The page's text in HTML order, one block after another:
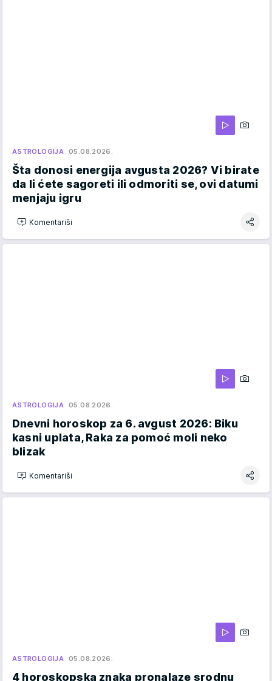
ASTROLOGIJA 05.08.2026.
Šta donosi energija avgusta 2026? Vi birate
da li ćete sagoreti ili odmoriti se, ovi datumi
menjaju igru
Komentariši
ASTROLOGIJA 05.08.2026.
Dnevni horoskop za 6. avgust 2026: Biku
kasni uplata, Raka za pomoć moli neko
blizak
Komentariši
ASTROLOGIJA 05.08.2026.
4 horoskopska znaka pronalaze srodnu